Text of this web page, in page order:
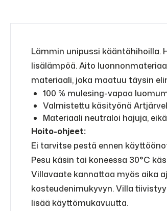
Lämmin unipussi kääntöhihoilla.
lisälämpöä. Aito
materiaali, joka maatuu täysin
100 % mulesing-vapaa
Valmistettu käsityönä
Materiaali neutraloi hajuja,
Hoito-ohjeet:
Ei tarvitse pestä ennen
Pesu käsin tai koneessa 30°C
Villavaate kannattaa myös aika
kosteudenimukyvyn. Villa
lisää käyttömukavuutta.